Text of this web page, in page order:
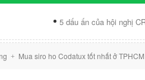
5 dấu ấn của hội nghị CROI 2026
+ Mua siro ho Codatux tốt nhất ở